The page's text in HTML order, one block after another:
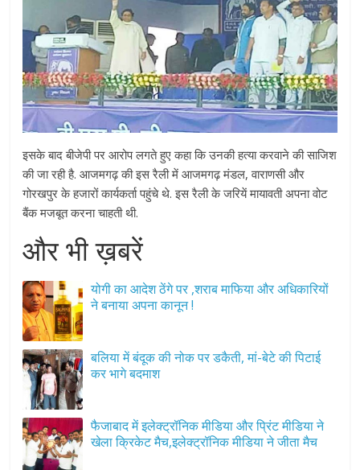
k
p
e
इसके बाद बीजेपी पर आरोप लगते हुए कहा कि उनकी हत्या करवाने की साजिश
की जा रही है. आजमगढ़ की इस रैली में आजमगढ़ मंडल, वाराणसी और
गोरखपुर के हजारों कार्यकर्ता पहुंचे थे. इस रैली के जरियें मायावती अपना वोट
बैंक मजबूत करना चाहती थी.
और भी ख़बरें
योगी का आदेश ठेंगे पर ,शराब माफिया और अधिकारियों
ने बनाया अपना कानून !
बलिया में बंदूक की नोक पर डकैती, मां-बेटे की पिटाई
कर भागे बदमाश
फैजाबाद में इलेक्ट्रॉनिक मीडिया और प्रिंट मीडिया ने
खेला क्रिकेट मैच,इलेक्ट्रॉनिक मीडिया ने जीता मैच